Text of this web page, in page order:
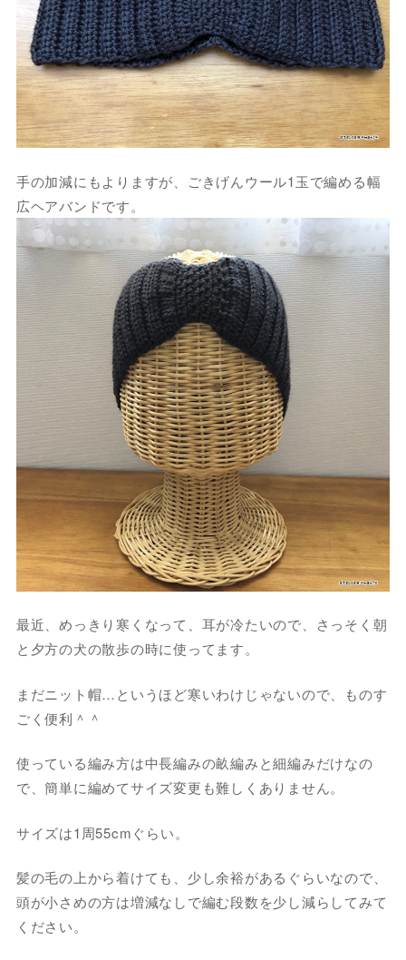
手の加減にもよりますが、ごきげんウール1玉で編める幅
広ヘアバンドです。
最近、めっきり寒くなって、耳が冷たいので、さっそく朝
と夕方の犬の散歩の時に使ってます。
まだニット帽…というほど寒いわけじゃないので、ものす
ごく便利＾＾
使っている編み方は中長編みの畝編みと細編みだけなの
で、簡単に編めてサイズ変更も難しくありません。
サイズは1周55cmぐらい。
髪の毛の上から着けても、少し余裕があるぐらいなので、
頭が小さめの方は増減なしで編む段数を少し減らしてみて
ください。